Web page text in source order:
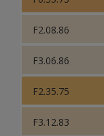
F2.08.86
F3.06.86
F2.35.75
F3.12.83